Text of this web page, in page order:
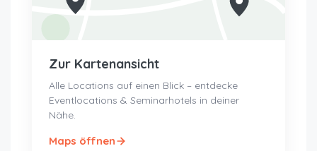
Zur Kartenansicht
Alle Locations auf einen Blick – entdecke
Eventlocations & Seminarhotels in deiner
Nähe.
Maps öffnen